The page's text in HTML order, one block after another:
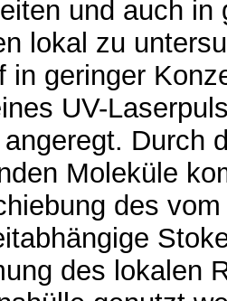
und auch
lokal zu
in geringer
UV-
Durch
Moleküle
des
des lokalen